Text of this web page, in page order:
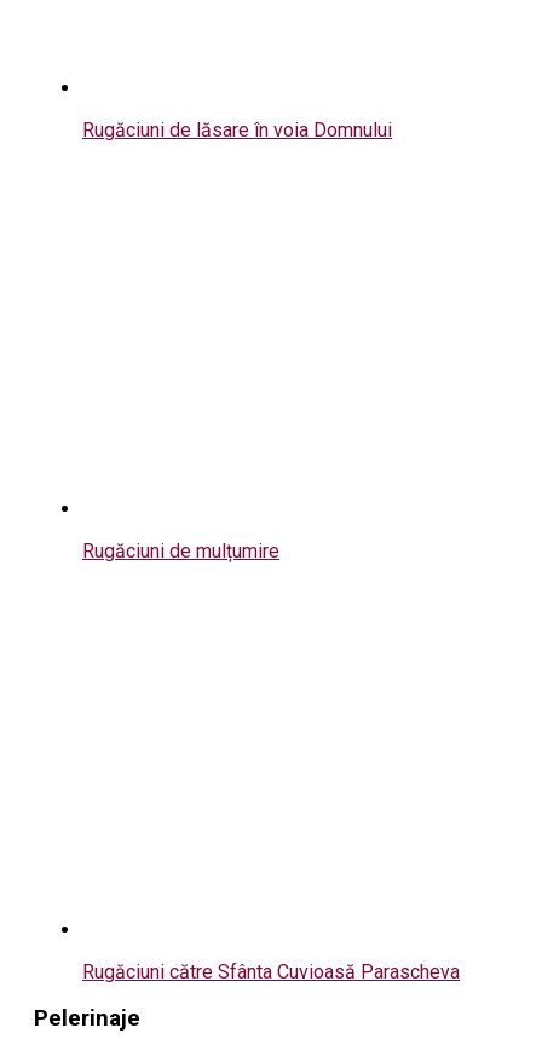
Rugăciuni de lăsare în voia Domnului
Rugăciuni de mulțumire
Rugăciuni către Sfânta Cuvioasă Parascheva
Pelerinaje